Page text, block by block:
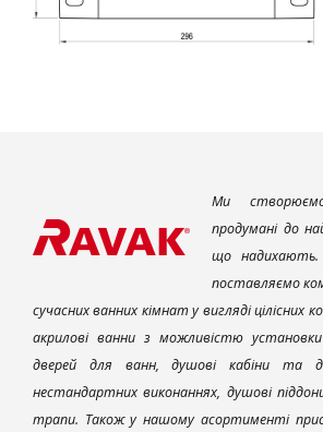
Ми
продумані до
що надихають.
поставляємо
сучасних ванних кімнат у вигляді цілісних
акрилові ванни з можливістю
дверей для ванн, душові кабіни та
нестандартних виконаннях, душові
трапи. Також у нашому асортименті